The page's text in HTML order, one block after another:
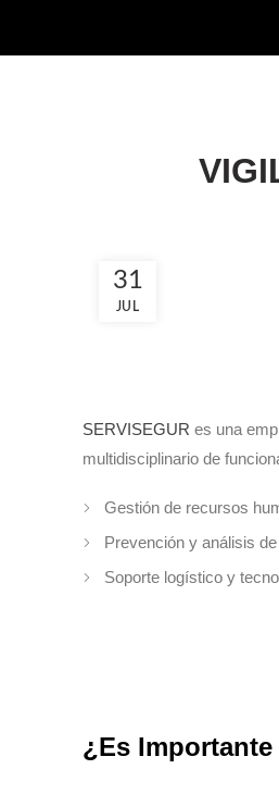
31
JUL
SERVISEGUR es una
multidisciplinario de
Gestión de recursos
Prevención y análisis
Soporte logístico y
¿Es